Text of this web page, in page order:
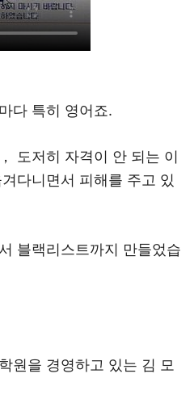
다 특히 영어죠.
도저히 자격이 안 되는 이
다니면서 피해를 주고 있
블랙리스트까지 만들었습
원을 경영하고 있는 김 모